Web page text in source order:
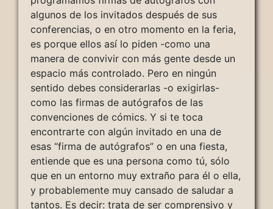
algunos de los invitados después de sus
conferencias, o en otro momento en la feria,
es porque ellos así lo piden -como una
manera de convivir con más gente desde un
espacio más controlado. Pero en ningún
sentido debes considerarlas -o exigirlas-
como las firmas de autógrafos de las
convenciones de cómics. Y si te toca
encontrarte con algún invitado en una de
esas “firma de autógrafos” o en una fiesta,
entiende que es una persona como tú, sólo
que en un entorno muy extraño para él o ella,
y probablemente muy cansado de saludar a
tantos. Es decir: trata de ser comprensivo y